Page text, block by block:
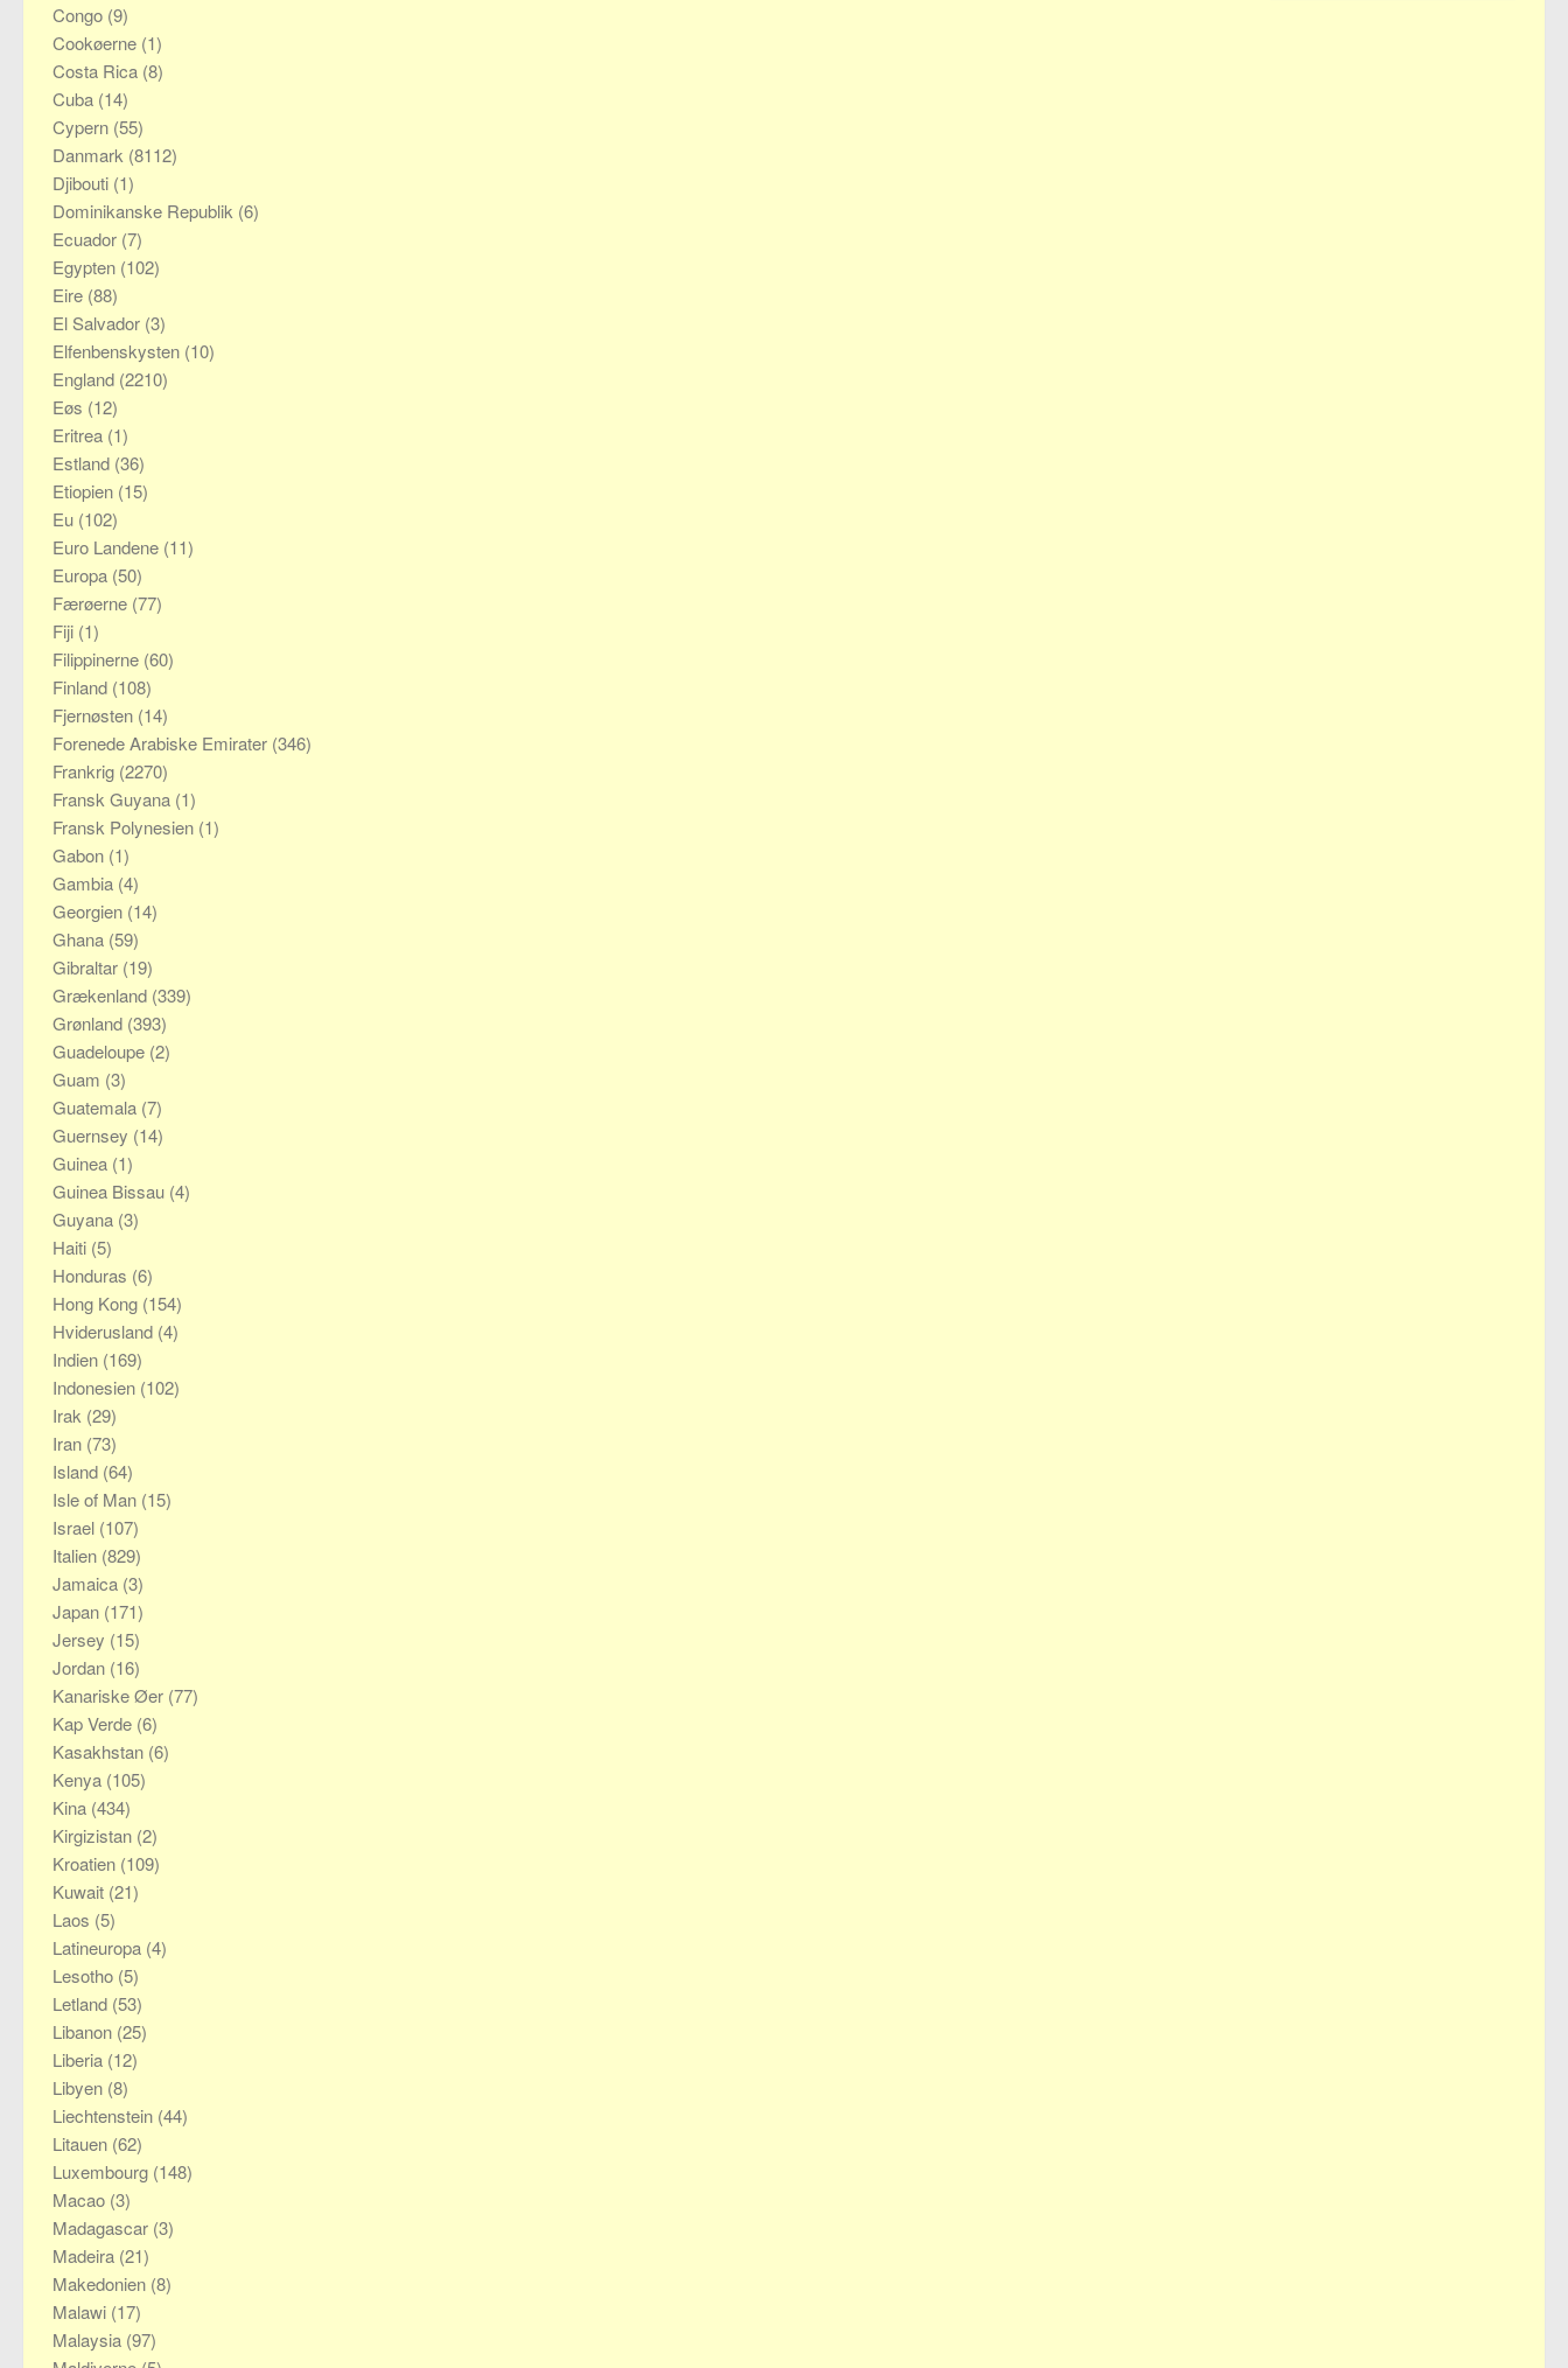
Congo (9)
Cookøerne (1)
Costa Rica (8)
Cuba (14)
Cypern (55)
Danmark (8112)
Djibouti (1)
Dominikanske Republik (6)
Ecuador (7)
Egypten (102)
Eire (88)
El Salvador (3)
Elfenbenskysten (10)
England (2210)
Eøs (12)
Eritrea (1)
Estland (36)
Etiopien (15)
Eu (102)
Euro Landene (11)
Europa (50)
Færøerne (77)
Fiji (1)
Filippinerne (60)
Finland (108)
Fjernøsten (14)
Forenede Arabiske Emirater (346)
Frankrig (2270)
Fransk Guyana (1)
Fransk Polynesien (1)
Gabon (1)
Gambia (4)
Georgien (14)
Ghana (59)
Gibraltar (19)
Grækenland (339)
Grønland (393)
Guadeloupe (2)
Guam (3)
Guatemala (7)
Guernsey (14)
Guinea (1)
Guinea Bissau (4)
Guyana (3)
Haiti (5)
Honduras (6)
Hong Kong (154)
Hviderusland (4)
Indien (169)
Indonesien (102)
Irak (29)
Iran (73)
Island (64)
Isle of Man (15)
Israel (107)
Italien (829)
Jamaica (3)
Japan (171)
Jersey (15)
Jordan (16)
Kanariske Øer (77)
Kap Verde (6)
Kasakhstan (6)
Kenya (105)
Kina (434)
Kirgizistan (2)
Kroatien (109)
Kuwait (21)
Laos (5)
Latineuropa (4)
Lesotho (5)
Letland (53)
Libanon (25)
Liberia (12)
Libyen (8)
Liechtenstein (44)
Litauen (62)
Luxembourg (148)
Macao (3)
Madagascar (3)
Madeira (21)
Makedonien (8)
Malawi (17)
Malaysia (97)